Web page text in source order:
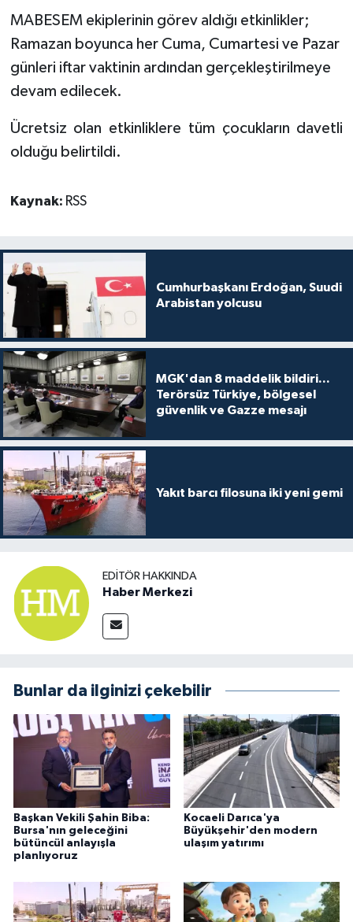
MABESEM ekiplerinin görev aldığı etkinlikler;
Ramazan boyunca her Cuma, Cumartesi ve Pazar
günleri iftar vaktinin ardından gerçekleştirilmeye
devam edilecek.
Ücretsiz olan etkinliklere tüm çocukların davetli
olduğu belirtildi.
Kaynak: RSS
Cumhurbaşkanı Erdoğan, Suudi
Arabistan yolcusu
MGK'dan 8 maddelik bildiri...
Terörsüz Türkiye, bölgesel
güvenlik ve Gazze mesajı
Yakıt barcı filosuna iki yeni gemi
EDITÖR HAKKINDA
Haber Merkezi
Bunlar da ilginizi çekebilir
Başkan Vekili Şahin Biba:
Bursa'nın geleceğini
bütüncül anlayışla
planlıyoruz
Kocaeli Darıca'ya
Büyükşehir'den modern
ulaşım yatırımı